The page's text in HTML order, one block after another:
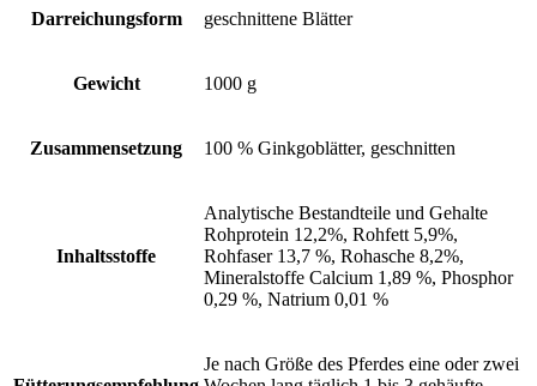
Darreichungsform geschnittene Blätter
Gewicht 1000 g
Zusammensetzung 100 % Ginkgoblätter, geschnitten
Inhaltsstoffe
Analytische Bestandteile und Gehalte
Rohprotein 12,2%, Rohfett 5,9%,
Rohfaser 13,7 %, Rohasche 8,2%,
Mineralstoffe Calcium 1,89 %, Phosphor
0,29 %, Natrium 0,01 %
Je nach Größe des Pferdes eine oder zwei